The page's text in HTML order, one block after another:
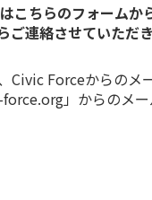
ちらのフォームか
連絡させていただき
Civic Forceからのメ
」からのメ